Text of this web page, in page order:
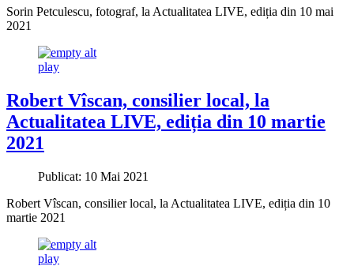
Sorin Petculescu, fotograf, la Actualitatea LIVE, ediția din 10 mai
2021
play
Robert Vîscan, consilier local, la
Actualitatea LIVE, ediția din 10 martie
2021
Publicat: 10 Mai 2021
Robert Vîscan, consilier local, la Actualitatea LIVE, ediția din 10
martie 2021
play